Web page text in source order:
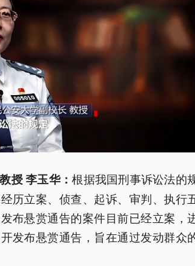
授 李玉华：根据我国刑事诉讼法的
历立案、侦查、起诉、审判、执行
布悬赏通告的案件目前已经立案，
发布悬赏通告，旨在通过发动群众